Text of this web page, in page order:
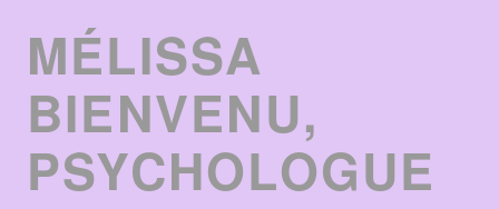
LIST
MÉLISSA
BIENVENU,
PSYCHOLOGUE